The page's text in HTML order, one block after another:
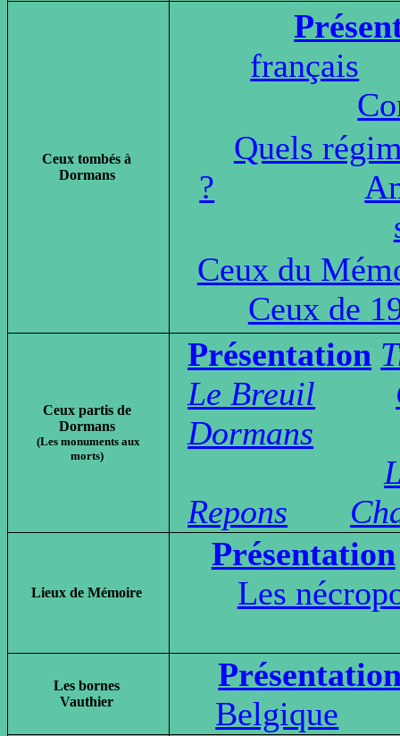
Ceux tombés à
Dormans
français
Quels
?
Ceux du
Ceux de
Ceux partis de
Dormans
(Les monuments aux
morts)
Présentation
Le Breuil
Dormans
Repons
Lieux de Mémoire
Présentation
Les
Les bornes
Vauthier
Belgique